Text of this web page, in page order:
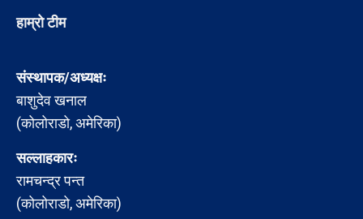
हाम्रो टीम
संस्थापक/अध्यक्षः
बाशुदेव खनाल
(कोलोराडो, अमेरिका)
सल्लाहकारः
रामचन्द्र पन्त
(कोलोराडो, अमेरिका)